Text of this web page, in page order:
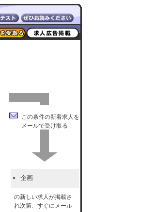
この条件の新着求人を
メールで受け取る
企画
の新しい求人が掲載さ
れ次第、すぐにメール